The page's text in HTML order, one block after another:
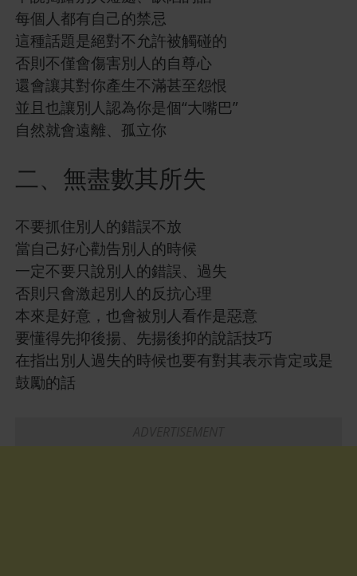
每個人都有自己的禁忌
這種話題是絕對不允許被觸碰的
否則不僅會傷害別人的自尊心
還會讓其對你產生不滿甚至怨恨
並且也讓別人認為你是個“大嘴巴”
自然就會遠離、孤立你
二、無盡數其所失
不要抓住別人的錯誤不放
當自己好心勸告別人的時候
一定不要只說別人的錯誤、過失
否則只會激起別人的反抗心理
本來是好意，也會被別人看作是惡意
要懂得先抑後揚、先揚後抑的說話技巧
在指出別人過失的時候也要有對其表示肯定或是
鼓勵的話